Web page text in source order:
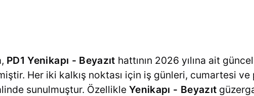
PD1 Yenikapı - Beyazıt hattının 2026 yılına ait
Her iki kalkış noktası için iş günleri, cumartesi
sunulmuştur. Özellikle Yenikapı - Beyazıt